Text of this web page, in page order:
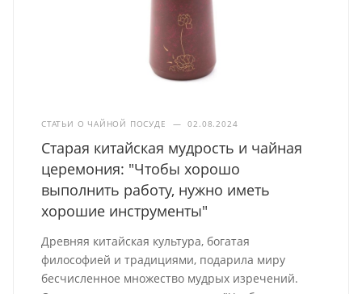
СТАТЬИ О ЧАЙНОЙ ПОСУДЕ — 02.08.2024
Старая китайская мудрость и чайная
церемония: "Чтобы хорошо
выполнить работу, нужно иметь
хорошие инструменты"
Древняя китайская культура, богатая
философией и традициями, подарила миру
бесчисленное множество мудрых изречений.